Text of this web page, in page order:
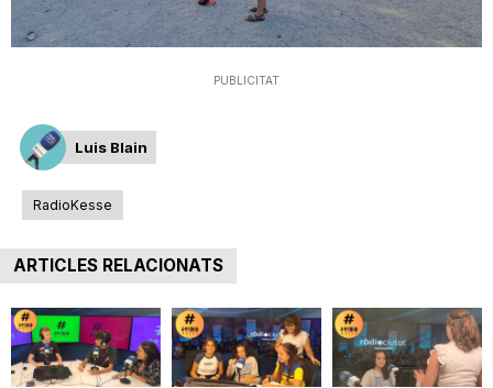
PUBLICITAT
Luis Blain
RadioKesse
ARTICLES RELACIONATS